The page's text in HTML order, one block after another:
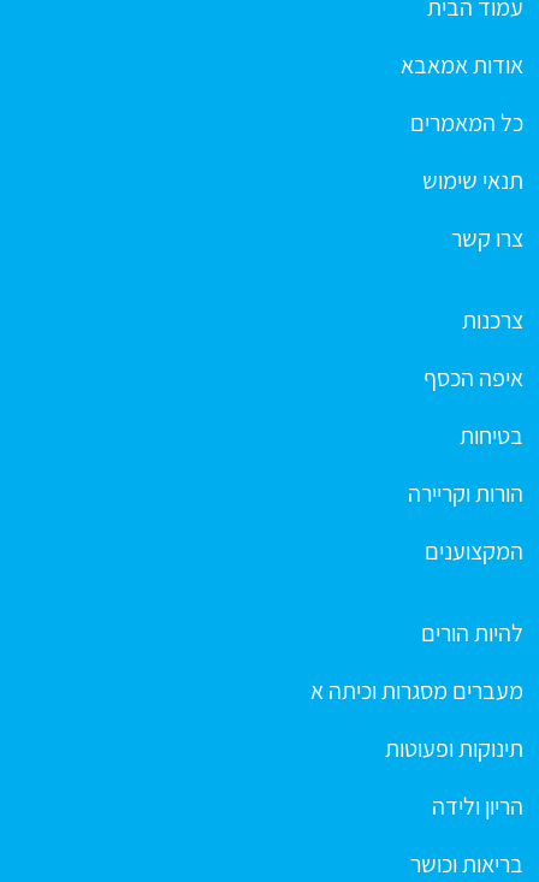
עמוד הבית
אודות אמאבא
כל המאמרים
תנאי שימוש
צרו קשר
צרכנות
איפה הכסף
בטיחות
הורות וקריירה
המקצוענים
להיות הורים
מעברים מסגרות וכיתה א
תינוקות ופעוטות
הריון ולידה
בריאות וכושר